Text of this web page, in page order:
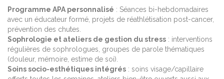
Programme APA personnalisé : Séances bi-hebdomadaires
avec un éducateur formé, projets de réathlétisation post-cancer,
prévention des chutes.
Sophrologie et ateliers de gestion du stress : interventions
régulières de sophrologues, groupes de parole thématiques
(douleur, mémoire, estime de soi).
Soins socio-esthétiques intégrés : soins visage/capillaire